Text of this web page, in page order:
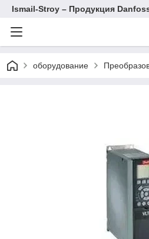
Ismail-Stroy – Продукция
оборудование